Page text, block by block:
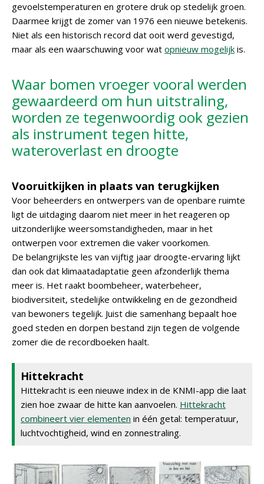
gevoelstemperaturen en grotere druk op stedelijk groen.
Daarmee krijgt de zomer van 1976 een nieuwe betekenis.
Niet als een historisch record dat ooit werd gevestigd,
maar als een waarschuwing voor wat opnieuw mogelijk is.
Waar bomen vroeger vooral werden
gewaardeerd om hun uitstraling,
worden ze tegenwoordig ook gezien
als instrument tegen hitte,
wateroverlast en droogte
Vooruitkijken in plaats van terugkijken
Voor beheerders en ontwerpers van de openbare ruimte
ligt de uitdaging daarom niet meer in het reageren op
uitzonderlijke weersomstandigheden, maar in het
ontwerpen voor extremen die vaker voorkomen.
De belangrijkste les van vijftig jaar droogte-ervaring lijkt
dan ook dat klimaatadaptatie geen afzonderlijk thema
meer is. Het raakt boombeheer, waterbeheer,
biodiversiteit, stedelijke ontwikkeling en de gezondheid
van bewoners tegelijk. Juist die samenhang bepaalt hoe
goed steden en dorpen bestand zijn tegen de volgende
zomer die de recordboeken haalt.
Hittekracht
Hittekracht is een nieuwe index in de KNMI-app die laat
zien hoe zwaar de hitte kan aanvoelen. Hittekracht
combineert vier elementen in één getal: temperatuur,
luchtvochtigheid, wind en zonnestraling.